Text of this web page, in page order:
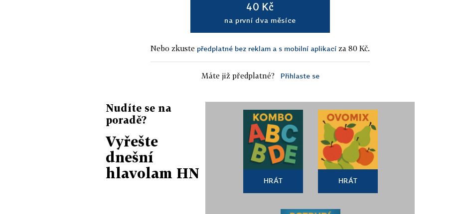
40 Kč
na první dva měsíce
Nebo zkuste předplatné bez reklam a s mobilní aplikací za 80 Kč.
Máte již předplatné? Přihlaste se
Nudíte se na
poradě?
Vyřešte
dnešní
hlavolam HN
HRÁT HRÁT